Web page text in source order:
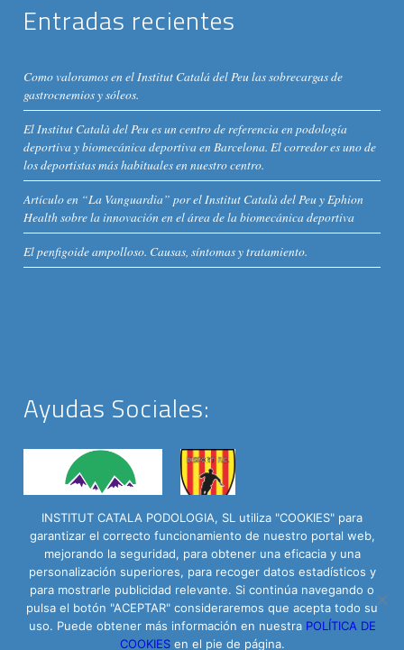
Entradas recientes
Como valoramos en el Institut Catalá del Peu las sobrecargas de
gastrocnemios y sóleos.
El Institut Català del Peu es un centro de referencia en podología
deportiva y biomecánica deportiva en Barcelona. El corredor es uno de
los deportistas más habituales en nuestro centro.
Artículo en “La Vanguardia” por el Institut Català del Peu y Ephion
Health sobre la innovación en el área de la biomecánica deportiva
El penfigoide ampolloso. Causas, síntomas y tratamiento.
Ayudas Sociales:
Institut Català del Peu © 2016 - C/ Roselló 335 Baixos | Powered by
Arrova.cat
INSTITUT CATALA PODOLOGIA, SL utiliza "COOKIES" para
garantizar el correcto funcionamiento de nuestro portal web,
mejorando la seguridad, para obtener una eficacia y una
personalización superiores, para recoger datos estadísticos y
para mostrarle publicidad relevante. Si continúa navegando o
pulsa el botón "ACEPTAR" consideraremos que acepta todo su
uso. Puede obtener más información en nuestra POLÍTICA DE
COOKIES en el pie de página.